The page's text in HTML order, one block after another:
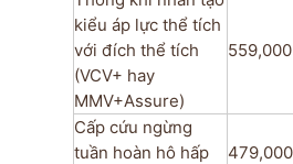
kiểu áp lực thể tích
với đích thể tích
(VCV+ hay
MMV+Assure)
559,000
Cấp cứu ngừng
tuần hoàn hô hấp
479,000